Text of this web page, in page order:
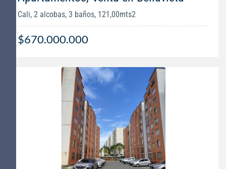
Cali, 2 alcobas, 3 baños, 121,00mts2
$670.000.000